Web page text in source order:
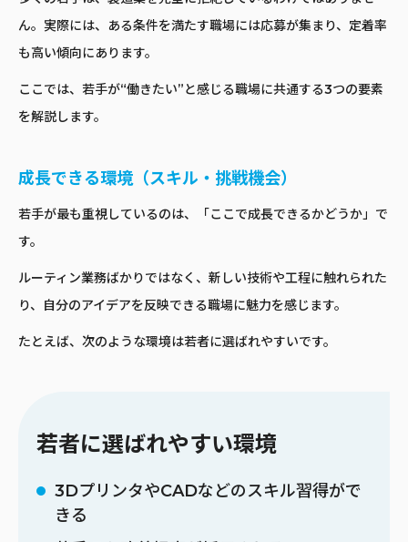
ん。実際には、ある条件を満たす職場には応募が集まり、定着率
も高い傾向にあります。
ここでは、若手が“働きたい”と感じる職場に共通する3つの要素
を解説します。
成長できる環境（スキル・挑戦機会）
若手が最も重視しているのは、「ここで成長できるかどうか」で
す。
ルーティン業務ばかりではなく、新しい技術や工程に触れられた
り、自分のアイデアを反映できる職場に魅力を感じます。
たとえば、次のような環境は若者に選ばれやすいです。
若者に選ばれやすい環境
3DプリンタやCADなどのスキル習得がで
きる